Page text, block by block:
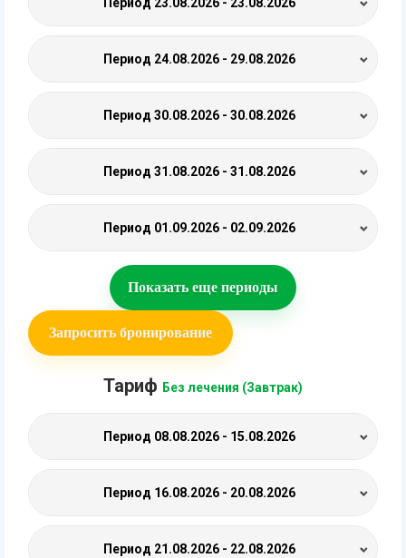
Период 24.08.2026 - 29.08.2026
Период 30.08.2026 - 30.08.2026
Период 31.08.2026 - 31.08.2026
Период 01.09.2026 - 02.09.2026
Показать еще периоды
Запросить бронирование
Тариф Без лечения (Завтрак)
Период 08.08.2026 - 15.08.2026
Период 16.08.2026 - 20.08.2026
Период 21.08.2026 - 22.08.2026